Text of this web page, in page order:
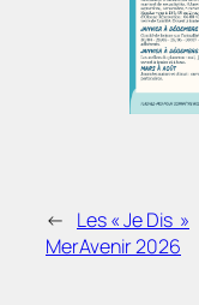
← Les « Je Dis »
MerAvenir 2026